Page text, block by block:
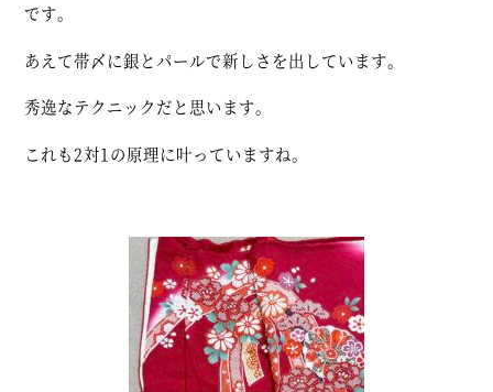
です。
あえて帯〆に銀とパールで新しさを出しています。
秀逸なテクニックだと思います。
これも2対1の原理に叶っていますね。